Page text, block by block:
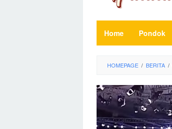
Home Pondok
HOMEPAGE / BERITA /